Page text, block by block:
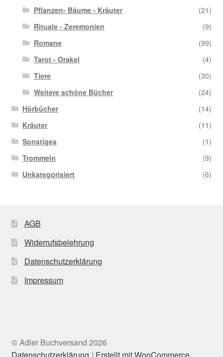
Pflanzen- Bäume - Kräuter
(21)
Rituale - Zeremonien
(9)
Romane
(99)
Tarot - Orakel
(4)
Tiere
(30)
Weitere schöne Bücher
(24)
Hörbücher
(14)
Kräuter
(11)
Sonstiges
(1)
Trommeln
(9)
Unkategorisiert
(6)
AGB
Widerrufsbelehrung
Datenschutzerklärung
Impressum
© Adler Buchversand 2026